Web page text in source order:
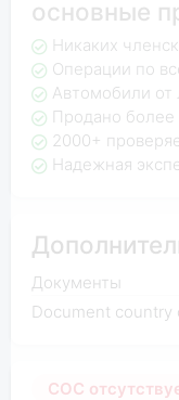
основные
Никаких
Операции по
Автомобили от
Продано более
2000+
Надежная
Документы
Document country
COC